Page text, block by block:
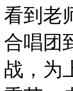
看到老
合唱团
战，为